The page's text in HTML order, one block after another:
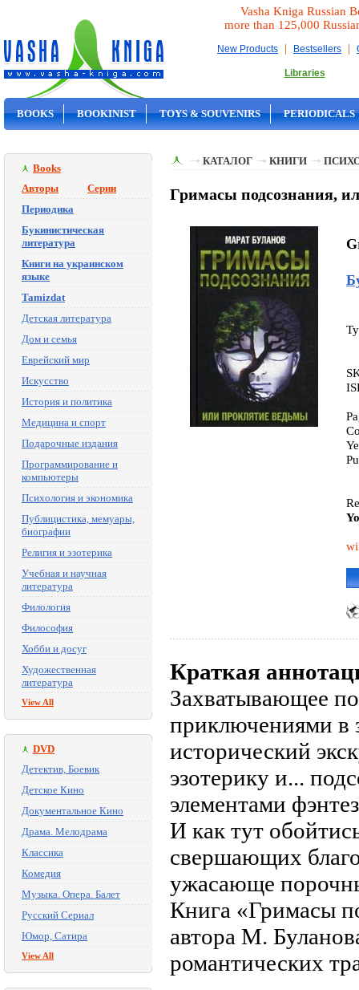
Vasha Kniga Russian
more than 125,000
New Products | Bestsellers |
Libraries
BOOKS BOOKINIST TOYS & SOUVENIRS PERIODICALS
Books
Авторы
Серии
Периодика
Букинистическая
литература
Книги на украинском
языке
Tamizdat
Детская литература
Дом и семья
Еврейский мир
Искусство
История и политика
Медицина и спорт
Подарочные издания
Программирование и
компьютеры
Психология и экономика
Публицистика, мемуары,
биографии
Религия и эзотерика
Учебная и научная
литература
Филология
Философия
Хобби и досуг
Художественная
литература
View All
DVD
Детектив, Боевик
Детское Кино
Документальное Кино
Драма. Мелодрама
Классика
Комедия
Музыка. Опера. Балет
Русский Сериал
Юмор, Сатира
View All
КАТАЛОГ КНИГИ
Гримасы подсознания,
Краткая
Захватывающее
приключениями в
исторический
эзотерику и...
элементами
И как тут
свершающих
ужасающе
Книга «Гримасы
автора М.
романтических